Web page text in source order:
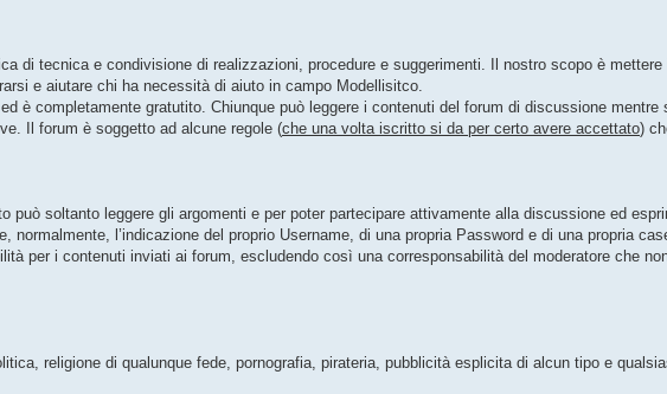
di tecnica e condivisione di realizzazioni, procedure e suggerimenti. Il nostro scopo è
e aiutare chi ha necessità di aiuto in campo Modellisitco.
è completamente gratutito. Chiunque può leggere i contenuti del forum di discussione
Il forum è soggetto ad alcune regole (che una volta iscritto si da per certo avere accettato)
può soltanto leggere gli argomenti e per poter partecipare attivamente alla discussione ed
normalmente, l’indicazione del proprio Username, di una propria Password e di una propria
per i contenuti inviati ai forum, escludendo così una corresponsabilità del moderatore che
religione di qualunque fede, pornografia, pirateria, pubblicità esplicita di alcun tipo e